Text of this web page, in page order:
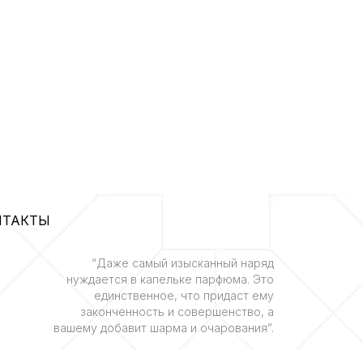
“Даже самый изысканный наряд
нуждается в капельке парфюма. Это
единственное, что придаст ему
законченность и совершенство, а
вашему добавит шарма и очарования”.